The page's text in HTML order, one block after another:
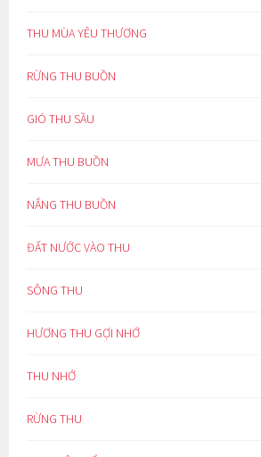
THU MÙA YÊU THƯƠNG
RỪNG THU BUỒN
GIÓ THU SẦU
MƯA THU BUỒN
NẮNG THU BUỒN
ĐẤT NƯỚC VÀO THU
SÔNG THU
HƯƠNG THU GỢI NHỚ
THU NHỚ
RỪNG THU